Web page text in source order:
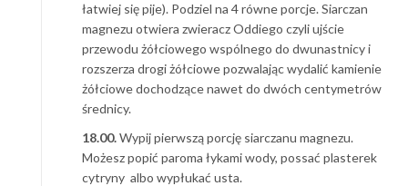
łatwiej się pije). Podziel na 4 równe porcje. Siarczan
magnezu otwiera zwieracz Oddiego czyli ujście
przewodu żółciowego wspólnego do dwunastnicy i
rozszerza drogi żółciowe pozwalając wydalić kamienie
żółciowe dochodzące nawet do dwóch centymetrów
średnicy.
18.00.Wypij pierwszą porcję siarczanu magnezu.
Możesz popić paroma łykami wody, possać plasterek
cytryny albo wypłukać usta.